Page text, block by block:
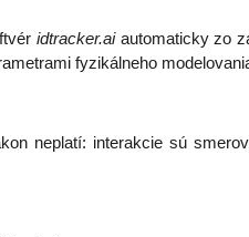
idtracker.aiautomaticky zo
fyzikálneho
neplatí: interakcie sú